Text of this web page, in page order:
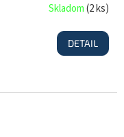
Skladom(2 ks)
DETAIL